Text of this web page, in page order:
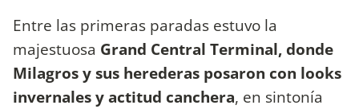
Entre las primeras paradas estuvo la
majestuosa Grand Central Terminal, donde
Milagros y sus herederas posaron con looks
invernales y actitud canchera, en sintonía